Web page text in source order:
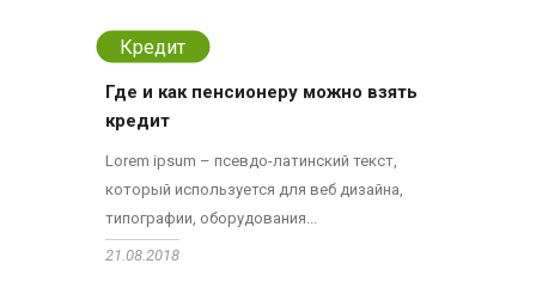
Кредит
Где и как пенсионеру можно взять
кредит
Lorem ipsum – псевдо-латинский текст,
который используется для веб дизайна,
типографии, оборудования...
21.08.2018